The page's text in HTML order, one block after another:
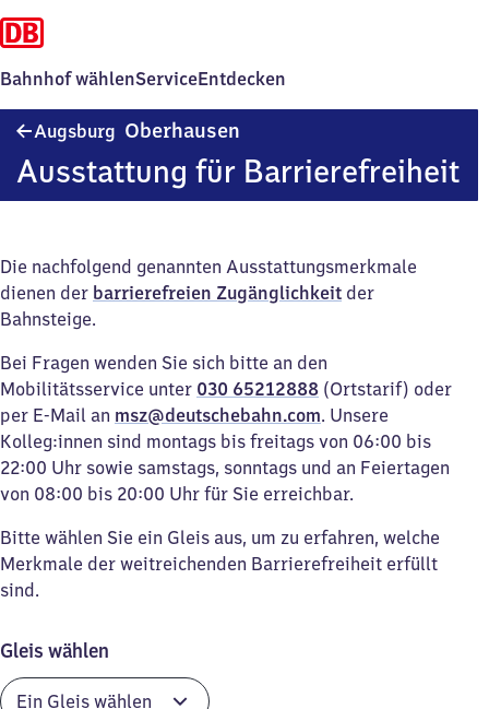
Bahnhof wählenServiceEntdecken
Augsburg Oberhausen
Ausstattung für Barrierefreiheit
Die nachfolgend genannten Ausstattungsmerkmale
dienen der barrierefreien Zugänglichkeit der
Bahnsteige.
Bei Fragen wenden Sie sich bitte an den
Mobilitätsservice unter 030 65212888 (Ortstarif) oder
per E-Mail an msz@deutschebahn.com. Unsere
Kolleg:innen sind montags bis freitags von 06:00 bis
22:00 Uhr sowie samstags, sonntags und an Feiertagen
von 08:00 bis 20:00 Uhr für Sie erreichbar.
Bitte wählen Sie ein Gleis aus, um zu erfahren, welche
Merkmale der weitreichenden Barrierefreiheit erfüllt
sind.
Gleis wählen